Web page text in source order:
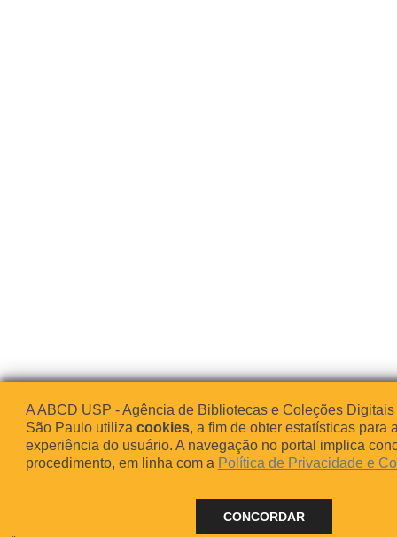
A ABCD USP - Agência de Bibliotecas e Coleções
São Paulo utiliza cookies, a fim de obter estatísticas para
experiência do usuário. A navegação no portal implica
procedimento, em linha com a Política de Privacidade e
CONCORDAR